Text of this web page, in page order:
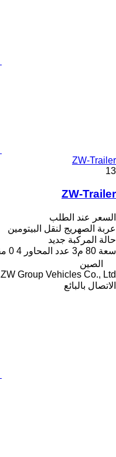
ZW-Trailer
13
ZW-Trailer
السعر عند الطلب
عربة الصهريج لنقل البيتومين
حالة المركبة جديد
سعة 80 م3 عدد المحاور 4 0 مقصورة
الصين
ZW Group Vehicles Co., Ltd.
الاتصال بالبائع